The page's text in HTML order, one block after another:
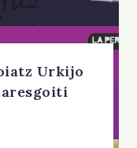
Urkijo